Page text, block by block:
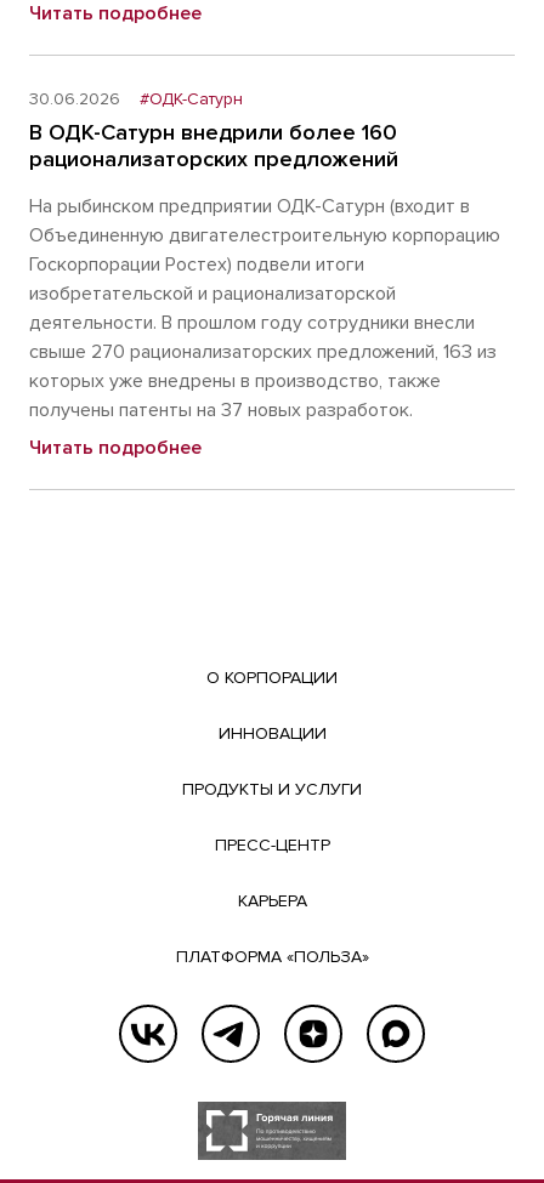
Читать подробнее
30.06.2026 #ОДК-Сатурн
В ОДК-Сатурн внедрили более 160
рационализаторских предложений
На рыбинском предприятии ОДК-Сатурн (входит в
Объединенную двигателестроительную корпорацию
Госкорпорации Ростех) подвели итоги
изобретательской и рационализаторской
деятельности. В прошлом году сотрудники внесли
свыше 270 рационализаторских предложений, 163 из
которых уже внедрены в производство, также
получены патенты на 37 новых разработок.
Читать подробнее
О КОРПОРАЦИИ
ИННОВАЦИИ
ПРОДУКТЫ И УСЛУГИ
ПРЕСС-ЦЕНТР
КАРЬЕРА
ПЛАТФОРМА «ПОЛЬЗА»